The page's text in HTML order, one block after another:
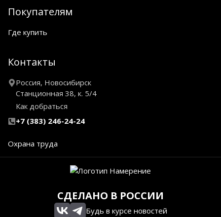
Покупателям
Где купить
Контакты
Россия, Новосибирск
Станционная 38, к. 5/4
Как добраться
+7 (383) 246-24-24
Охрана труда
СДЕЛАНО В РОССИИ
Будь в курсе новостей